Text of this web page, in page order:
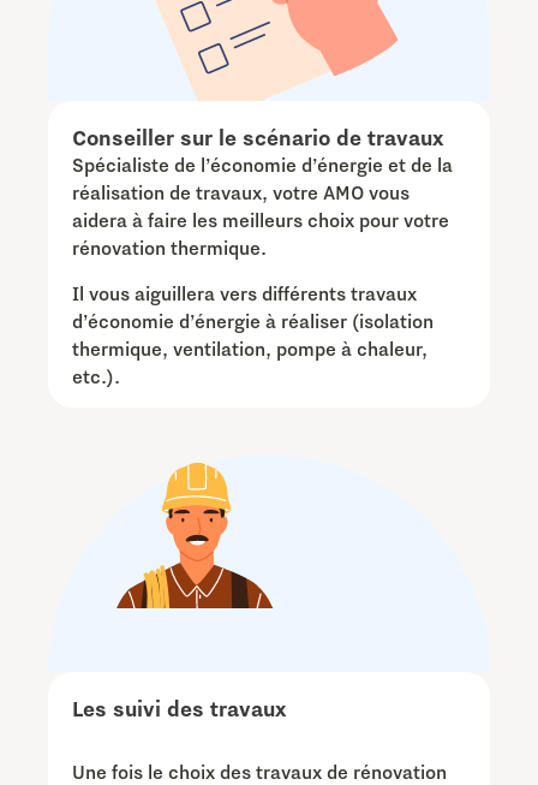
Conseiller sur le scénario de travaux
Spécialiste de l’économie d’énergie et de la
réalisation de travaux, votre AMO vous
aidera à faire les meilleurs choix pour votre
rénovation thermique.
Il vous aiguillera vers différents travaux
d’économie d’énergie à réaliser (isolation
thermique, ventilation, pompe à chaleur,
etc.).
Les suivi des travaux
Une fois le choix des travaux de rénovation